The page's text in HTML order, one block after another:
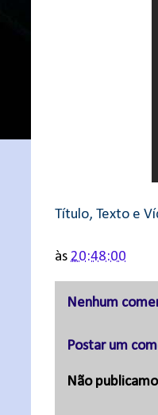
Título, Texto e
às 20:48:00
Nenhum
Postar um
Não